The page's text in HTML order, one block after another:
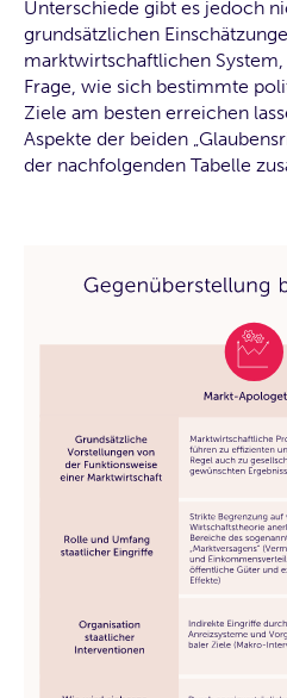
Unterschiede gibt es jedoch
grundsätzlichen
marktwirtschaftlichen
Frage, wie sich bestimmte
Ziele am besten erreichen
Aspekte der beiden
der nachfolgenden Tabelle